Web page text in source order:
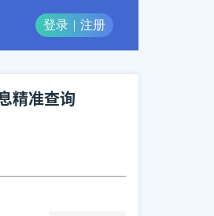
登录 | 注册
精准查询